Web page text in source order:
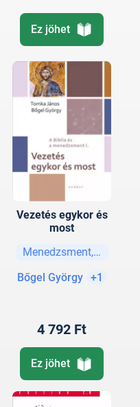
Ez jöhet
Vezetés egykor és
most
Menedzsment, vezetési
Bőgel György
+1
4 792 Ft
Ez jöhet